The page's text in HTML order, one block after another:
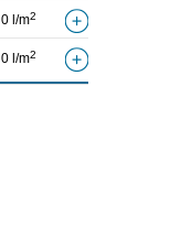
0 l/m2
0 l/m2